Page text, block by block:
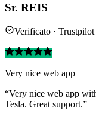
Sr. REIS
Verificato · Trustpilot
Very nice web app
“Very nice web app
Tesla. Great support.”